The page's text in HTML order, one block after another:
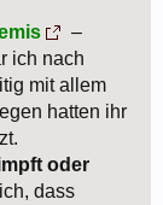
–
ich nach
mit allem
hatten ihr
oder
dass